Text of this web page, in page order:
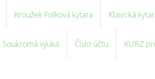
Kroužek Folková kytara Klasická
Soukromá výuka Číslo účtu KURZ